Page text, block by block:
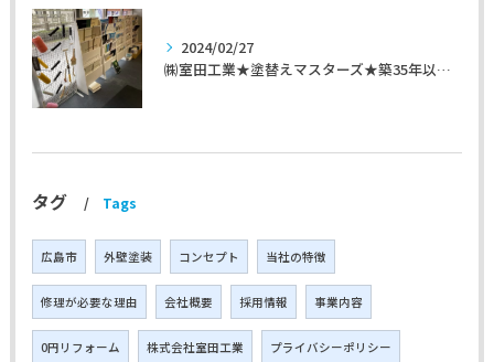
2024/02/27
㈱室田工業★塗替えマスターズ★築35年以上のお宅の施工事例
タグ Tags
広島市 外壁塗装 コンセプト 当社の特徴
修理が必要な理由 会社概要 採用情報 事業内容
0円リフォーム 株式会社室田工業 プライバシーポリシー